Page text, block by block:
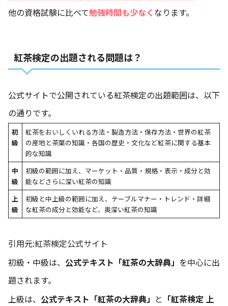
他の資格試験に比べて勉強時間も少なく なります。
紅茶検定の出題される問題は？
公式サイトで公開されている紅茶検定の出題範囲は、以下
の通りです。
初
級
紅茶をおいしくいれる方法・製造方法・保存方法・世界の紅茶
の産地と茶葉の知識・各国の歴史・文化など紅茶に関する基本
的な知識
中
級
初級の範囲に加え、マーケット・品質・規格・表示・成分と効
能などさらに深い紅茶の知識
上
級
初級と中上級の範囲に加え、テーブルマナー・トレンド・詳細
な紅茶の成分と効能など、奥深い紅茶の知識
引用元:紅茶検定公式サイト
初級・中級は、 公式テキスト「紅茶の大辞典」 を中心に出
題されます。
上級は、 公式テキスト「紅茶の大辞典」 と 「紅茶検定 上